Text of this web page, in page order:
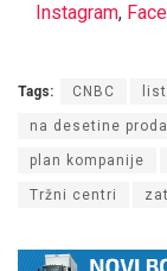
Instagram,
Tags: CNBC
na desetine
plan kompanije
Tržni centri